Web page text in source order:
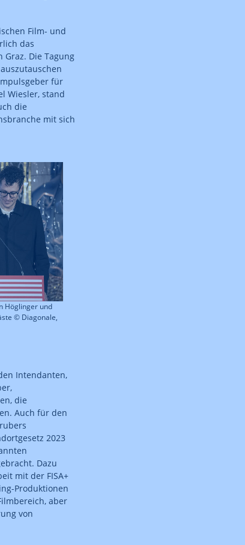
Film- und
das
Graz. Die Tagung
für
Wiesler, stand
die
mit sich
Höglinger und
© Diagonale,
Intendanten,
die
Auch für den
2023
Dazu
mit der FISA+
Produktionen
aber
von